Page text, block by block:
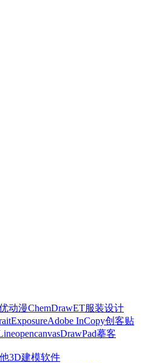
动漫ChemDrawET服装设计
ExposureAdobe InCopy创客贴
opencanvasDrawPad摹客
3D建模软件